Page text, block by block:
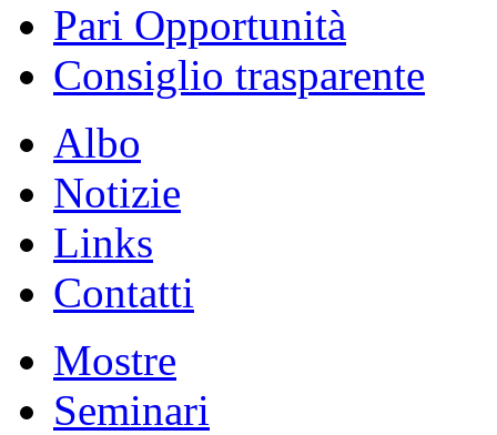
Pari Opportunità
Consiglio trasparente
Albo
Notizie
Links
Contatti
Mostre
Seminari